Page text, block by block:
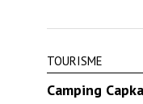
TOURISME
Camping